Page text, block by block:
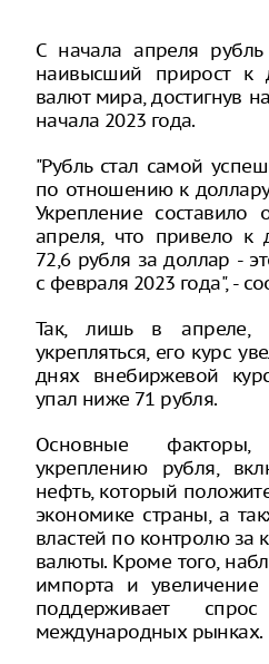
С начала апреля
наивысший прирост к
валют мира, достигнув
начала 2023 года.
"Рубль стал самой
по отношению к
Укрепление составило
апреля, что привело к
72,6 рубля за доллар -
с февраля 2023 года", -
Так, лишь в апреле,
укрепляться, его курс
днях внебиржевой
упал ниже 71 рубля.
Основные факторы,
укреплению рубля,
нефть, который
экономике страны, а
властей по контролю за
валюты. Кроме того,
импорта и увеличение
поддерживает
международных рынках.